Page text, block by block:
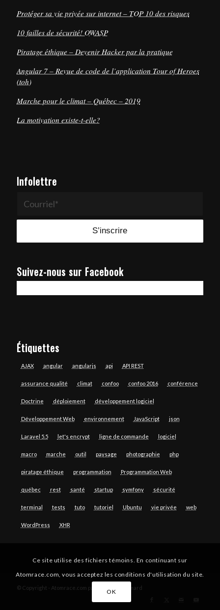
Protéger sa vie privée sur internet – TOP 10 des risques
10 failles de sécurité! OWASP
Piratage éthique – Devenir Hacker par la pratique
Angular 7 – Revue de code de l’application Tour of Heroes
(toh)
Marche pour le climat – Québec – 2019
La motivation existe-t-elle?
Infolettre
Suivez-nous sur Facebook
Étiquettes
AJAX angular angularjs api API REST
assurance qualité climat confoo confoo 2016 conférence
Doctrine déploiement développement logiciel
Développement Web environnement JavaScript json
Laravel 5.5 let's encrypt ligne de commande logiciel
macro marche outil paysage photographie php
piratage éthique programmation Programmation Web
québec rest santé startup symfony sécurité
terminal tests tuto tutoriel Ubuntu vie privée web
WordPress XHR
© Copyright - Atomrace.com par Guillaume Simard
Ce site utilise des fichiers témoins. En continuant sur
Atomrace.com, vous acceptez les conditions d'utilisation du site.
OK